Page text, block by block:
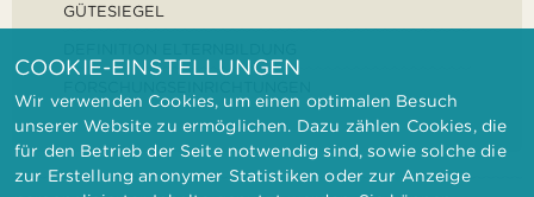
GÜTESIEGEL
COOKIE-EINSTELLUNGEN
Wir verwenden Cookies, um einen optimalen Besuch
unserer Website zu ermöglichen. Dazu zählen Cookies, die
für den Betrieb der Seite notwendig sind, sowie solche die
zur Erstellung anonymer Statistiken oder zur Anzeige